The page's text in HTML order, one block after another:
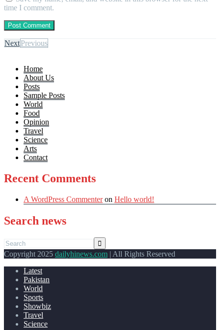
time I comment.
NextPrevious
Home
About Us
Posts
Sample Posts
World
Food
Opinion
Travel
Science
Arts
Contact
Recent Comments
A WordPress Commenteron Hello world!
Search news
Copyright 2025 dailyhinews.com | All Rights Reserved
Latest
Pakistan
World
Sports
Showbiz
Travel
Science